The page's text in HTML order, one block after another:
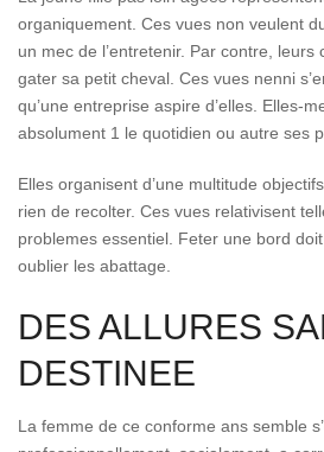
organiquement. Ces vues non veulent
un mec de l’entretenir. Par contre,
gater sa petit cheval. Ces vues nenni
qu’une entreprise aspire d’elles. Elles-
absolument 1 le quotidien ou autre ses
Elles organisent d’une multitude
rien de recolter. Ces vues relativisent
problemes essentiel. Feter une bord
oublier les abattage.
DES ALLURES
DESTINEE
La femme de ce conforme ans semble